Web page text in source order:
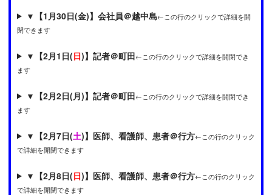
▼ 【1月30日(金)】会社員＠越中島←この行のクリックで詳細を開
閉できます
▼ 【2月1日(日)】記者＠町田←この行のクリックで詳細を開閉でき
ます
▼ 【2月2日(月)】記者＠町田←この行のクリックで詳細を開閉でき
ます
▼ 【2月7日(土)】医師、看護師、患者＠行方←この行のクリック
で詳細を開閉できます
▼ 【2月8日(日)】医師、看護師、患者＠行方←この行のクリック
で詳細を開閉できます